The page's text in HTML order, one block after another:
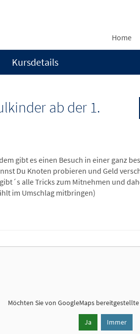
Home
Kursdetails
ab der 1.
gibt es einen Besuch in einer ganz
Du Knoten probieren und Geld
alle Tricks zum Mitnehmen und
im Umschlag mitbringen)
Möchten Sie vonGoogleMaps
Ja Immer